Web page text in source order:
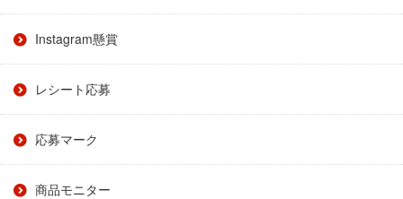
Instagram懸賞
レシート応募
応募マーク
商品モニター